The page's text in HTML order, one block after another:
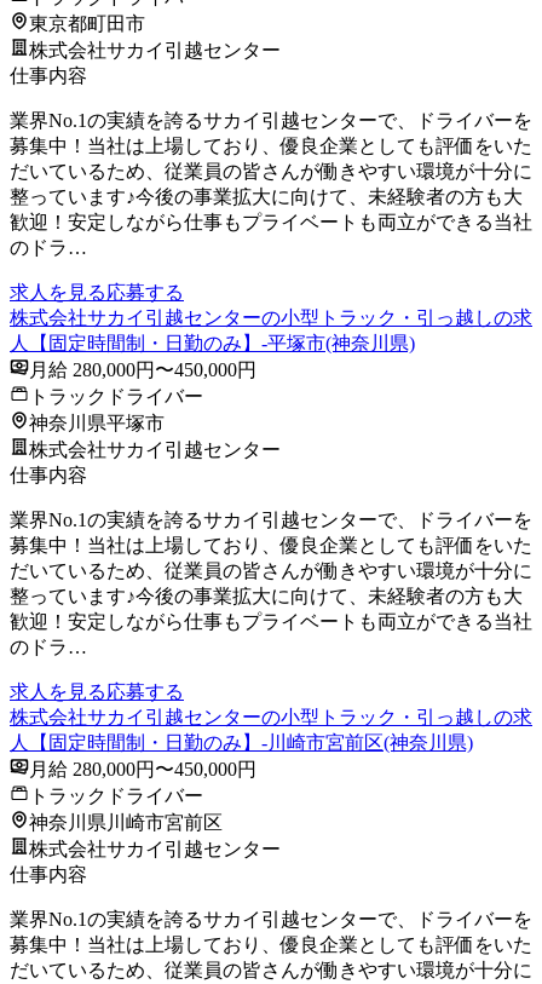
東京都町田市
株式会社サカイ引越センター
仕事内容
業界No.1の実績を誇るサカイ引越センターで、ドライバーを
募集中！当社は上場しており、優良企業としても評価をいた
だいているため、従業員の皆さんが働きやすい環境が十分に
整っています♪今後の事業拡大に向けて、未経験者の方も大
歓迎！安定しながら仕事もプライベートも両立ができる当社
のドラ…
求人を見る応募する
株式会社サカイ引越センターの小型トラック・引っ越しの求
人【固定時間制・日勤のみ】-平塚市(神奈川県)
月給 280,000円〜450,000円
トラックドライバー
神奈川県平塚市
株式会社サカイ引越センター
仕事内容
業界No.1の実績を誇るサカイ引越センターで、ドライバーを
募集中！当社は上場しており、優良企業としても評価をいた
だいているため、従業員の皆さんが働きやすい環境が十分に
整っています♪今後の事業拡大に向けて、未経験者の方も大
歓迎！安定しながら仕事もプライベートも両立ができる当社
のドラ…
求人を見る応募する
株式会社サカイ引越センターの小型トラック・引っ越しの求
人【固定時間制・日勤のみ】-川崎市宮前区(神奈川県)
月給 280,000円〜450,000円
トラックドライバー
神奈川県川崎市宮前区
株式会社サカイ引越センター
仕事内容
業界No.1の実績を誇るサカイ引越センターで、ドライバーを
募集中！当社は上場しており、優良企業としても評価をいた
だいているため、従業員の皆さんが働きやすい環境が十分に